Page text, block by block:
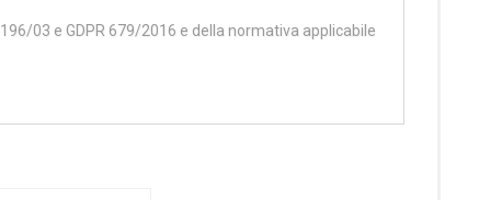
03 e GDPR 679/2016 e della normativa applicabile